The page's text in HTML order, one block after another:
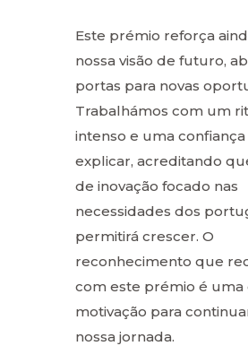
Este prémio reforça
nossa visão de futuro,
portas para novas
Trabalhámos com um
intenso e uma
explicar, acreditando
de inovação focado nas
necessidades dos
permitirá crescer. O
reconhecimento que
com este prémio é uma
motivação para
nossa jornada.